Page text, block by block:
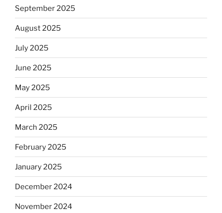
September 2025
August 2025
July 2025
June 2025
May 2025
April 2025
March 2025
February 2025
January 2025
December 2024
November 2024